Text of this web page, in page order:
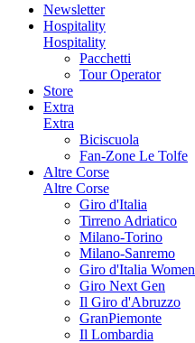
Newsletter
Hospitality
Hospitality
Pacchetti
Tour Operator
Store
Extra
Extra
Biciscuola
Fan-Zone Le Tolfe
Altre Corse
Altre Corse
Giro d'Italia
Tirreno Adriatico
Milano-Torino
Milano-Sanremo
Giro d'Italia Women
Giro Next Gen
Il Giro d'Abruzzo
GranPiemonte
Il Lombardia